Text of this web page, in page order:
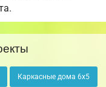
Каркасные дома 6х5